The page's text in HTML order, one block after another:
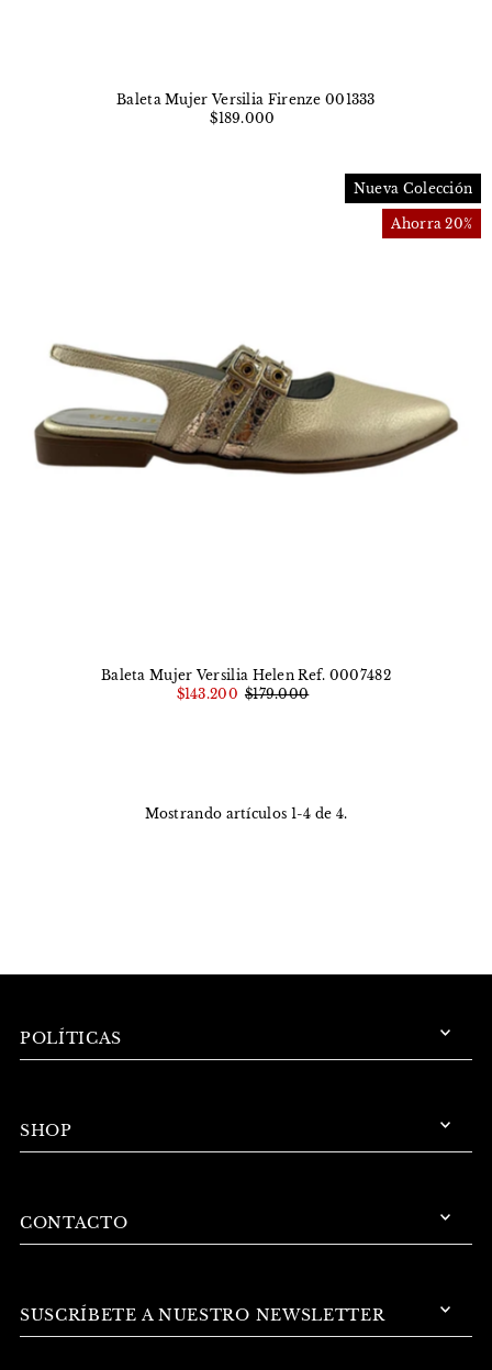
Baleta Mujer Versilia Firenze 001333
$189.000
Nueva Colección
Ahorra 20%
Baleta Mujer Versilia Helen Ref. 0007482
$143.200 $179.000
Mostrando artículos 1-4 de 4.
POLÍTICAS
SHOP
CONTACTO
SUSCRÍBETE A NUESTRO NEWSLETTER